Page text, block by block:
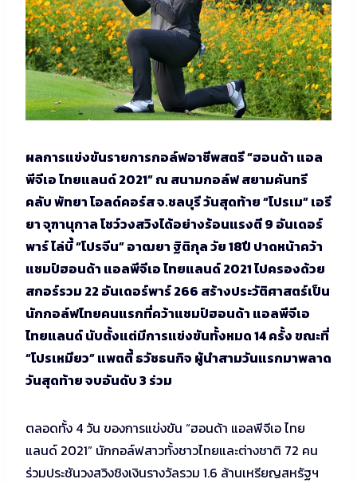
ผลการแข่งขันรายการกอล์ฟอาชีพสตรี “ฮอนด้า แอล
พีจีเอ ไทยแลนด์ 2021” ณ สนามกอล์ฟ สยามคันทรี
คลับ พัทยา โอลด์คอร์ส จ.ชลบุรี วันสุดท้าย “โปรเม” เอรี
ยา จุฑานุกาล โชว์วงสวิงได้อย่างร้อนแรงตี 9 อันเดอร์
พาร์ ไล่บี้ “โปรจีน” อาฒยา ฐิติกุล วัย 18ปี ปาดหน้าคว้า
แชมป์ฮอนด้า แอลพีจีเอ ไทยแลนด์ 2021 ไปครองด้วย
สกอร์รวม 22 อันเดอร์พาร์ 266 สร้างประวัติศาสตร์เป็น
นักกอล์ฟไทยคนแรกที่คว้าแชมป์ฮอนด้า แอลพีจีเอ
ไทยแลนด์ นับตั้งแต่มีการแข่งขันทั้งหมด 14 ครั้ง ขณะที่
“โปรเหมียว” แพตตี้ ธวัชธนกิจ ผู้นำสามวันแรกมาพลาด
วันสุดท้าย จบอันดับ 3 ร่วม
ตลอดทั้ง 4 วัน ของการแข่งขัน “ฮอนด้า แอลพีจีเอ ไทย
แลนด์ 2021” นักกอล์ฟสาวทั้งชาวไทยและต่างชาติ 72 คน
ร่วมประชันวงสวิงชิงเงินรางวัลรวม 1.6 ล้านเหรียญสหรัฐฯ